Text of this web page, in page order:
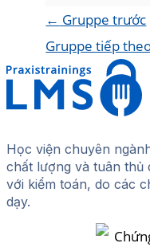
← Gruppe trước
Gruppe tiếp
Học viện chuyên
chất lượng và tuân
với kiểm toán, do các
dạy.